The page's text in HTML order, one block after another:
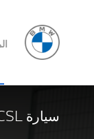
سيارة M4 CSL